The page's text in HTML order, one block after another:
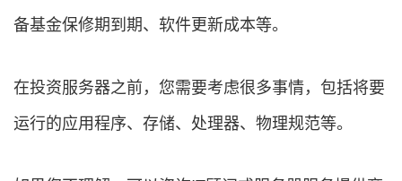
备基金保修期到期、软件更新成本等。
在投资服务器之前，您需要考虑很多事情，包括将要
运行的应用程序、存储、处理器、物理规范等。